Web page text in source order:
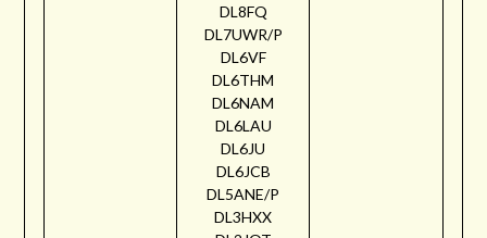
DL8FQ
DL7UWR/P
DL6VF
DL6THM
DL6NAM
DL6LAU
DL6JU
DL6JCB
DL5ANE/P
DL3HXX